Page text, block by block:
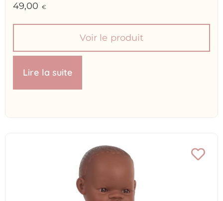
49,00 €
Voir le produit
Lire la suite